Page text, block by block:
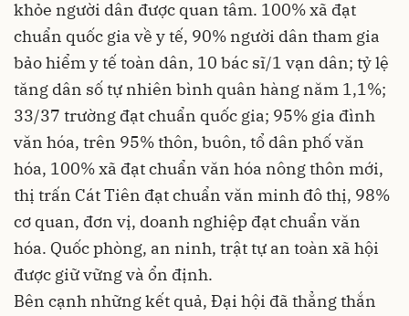
khỏe người dân được quan tâm. 100% xã đạt
chuẩn quốc gia về y tế, 90% người dân tham gia
bảo hiểm y tế toàn dân, 10 bác sĩ/1 vạn dân; tỷ lệ
tăng dân số tự nhiên bình quân hàng năm 1,1%;
33/37 trường đạt chuẩn quốc gia; 95% gia đình
văn hóa, trên 95% thôn, buôn, tổ dân phố văn
hóa, 100% xã đạt chuẩn văn hóa nông thôn mới,
thị trấn Cát Tiên đạt chuẩn văn minh đô thị, 98%
cơ quan, đơn vị, doanh nghiệp đạt chuẩn văn
hóa. Quốc phòng, an ninh, trật tự an toàn xã hội
được giữ vững và ổn định.
Bên cạnh những kết quả, Đại hội đã thẳng thắn